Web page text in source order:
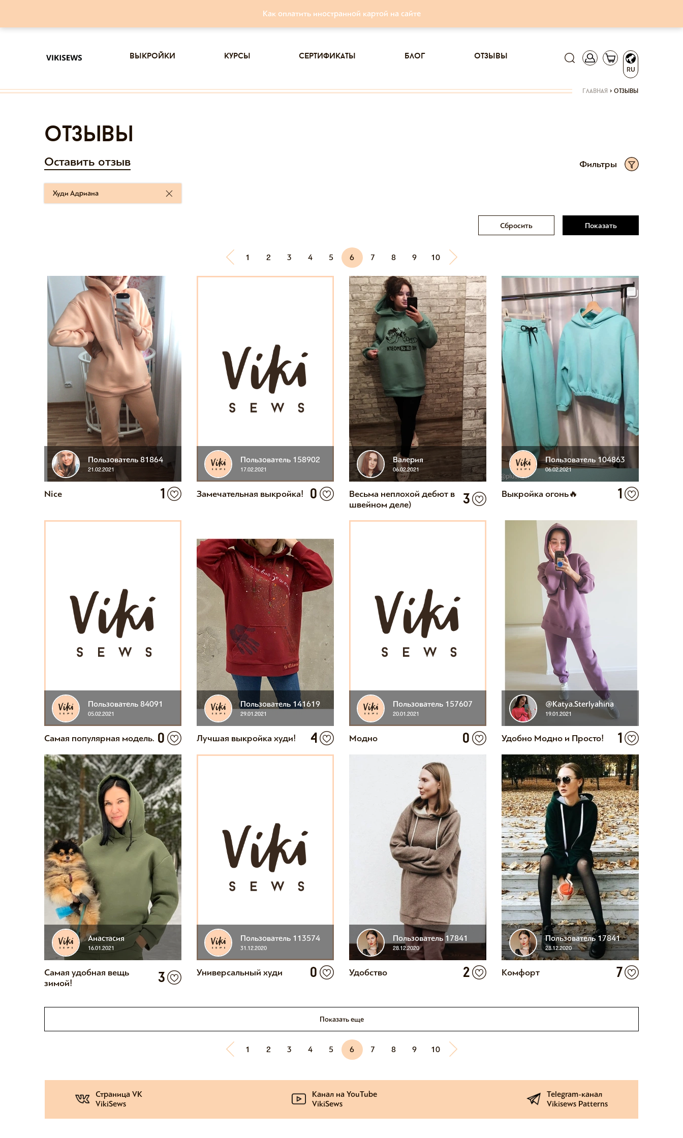
Как оплатить иностранной картой на сайте
RU
выкройки курсы сертификаты блог отзывы
главная > отзывы
отзывы
Оставить отзыв Фильтры
Худи Адриана
Сбросить Показать
1 2 3 4 5 6 7 8 9 10
Пользователь 81864
21.02.2021
Nice 1
Пользователь 158902
17.02.2021
Замечательная выкройка! 0
Валерия
06.02.2021
Весьма неплохой дебют в
швейном деле)
3
Пользователь 104863
06.02.2021
Выкройка огонь🔥 1
Пользователь 84091
05.02.2021
Самая популярная модель. 0
Пользователь 141619
29.01.2021
Лучшая выкройка худи! 4
Пользователь 157607
20.01.2021
Модно 0
@Katya.Sterlyahina
19.01.2021
Удобно Модно и Просто! 1
Анастасия
16.01.2021
Самая удобная вещь
зимой!
3
Пользователь 113574
31.12.2020
Универсальный худи 0
Пользователь 17841
28.12.2020
Удобство 2
Пользователь 17841
28.12.2020
Комфорт 7
Показать еще
1 2 3 4 5 6 7 8 9 10
Страница VK
VikiSews
Канал на YouTube
VikiSews
Telegram-канал
Vikisews Patterns